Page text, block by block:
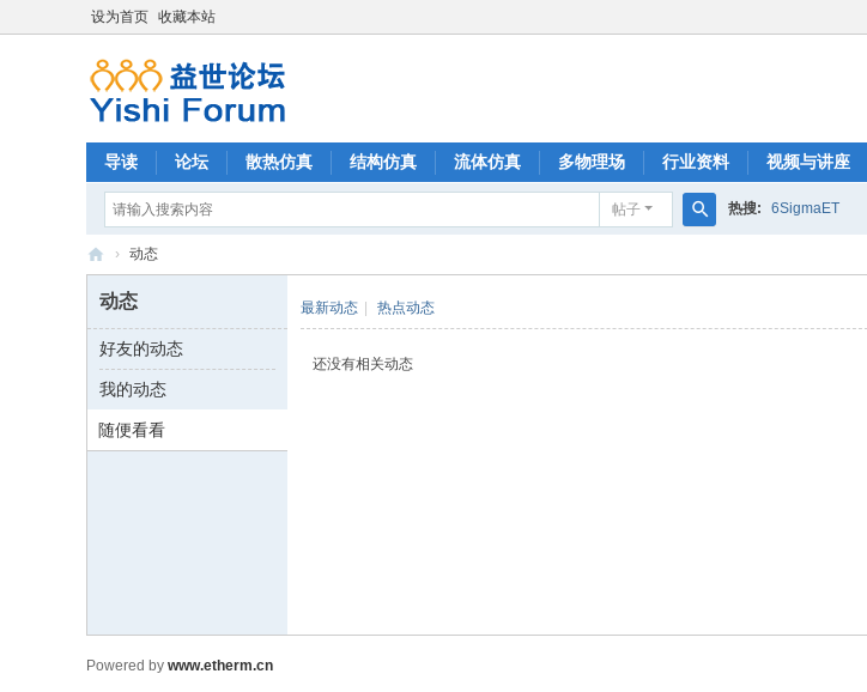
设为首页 收藏本站
导读 论坛 散热仿真 结构仿真 流体仿真 多物理场 行业资料 视频与讲座
帖子
索
热搜: 6SigmaET
论
坛
› 动态
动态
好友的动态
我的动态
随便看看
最新动态 热点动态
还没有相关动态
Powered by www.etherm.cn